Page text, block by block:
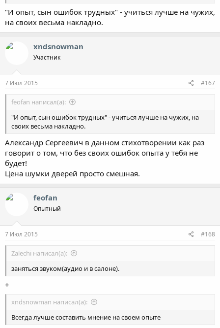
"И опыт, сын ошибок трудных" - учиться лучше на чужих,
на своих весьма накладно.
xndsnowman
Участник
7 Июл 2015 #167
feofan написал(а):
"И опыт, сын ошибок трудных" - учиться лучше на чужих, на
своих весьма накладно.
Александр Сергеевич в данном стихотворении как раз
говорит о том, что без своих ошибок опыта у тебя не
будет!
Цена шумки дверей просто смешная.
feofan
Опытный
7 Июл 2015 #168
Zalechi написал(а):
заняться звуком(аудио и в салоне).
+
xndsnowman написал(а):
Всегда лучше составить мнение на своем опыте